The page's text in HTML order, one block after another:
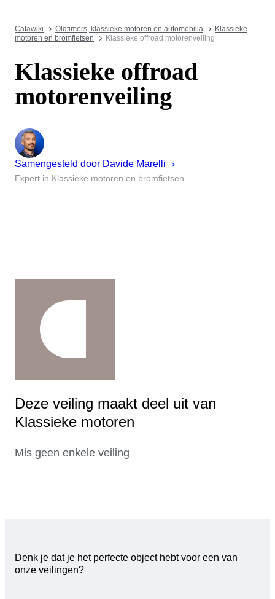
Catawiki Oldtimers, klassieke motoren en automobilia
Klassieke
motoren en bromfietsen
Klassieke offroad motorenveiling
Klassieke offroad
motorenveiling
Samengesteld door Davide Marelli
Expert in Klassieke motoren en bromfietsen
Deze veiling maakt deel uit van
Klassieke motoren
Mis geen enkele veiling
Denk je dat je het perfecte object hebt voor een van
onze veilingen?